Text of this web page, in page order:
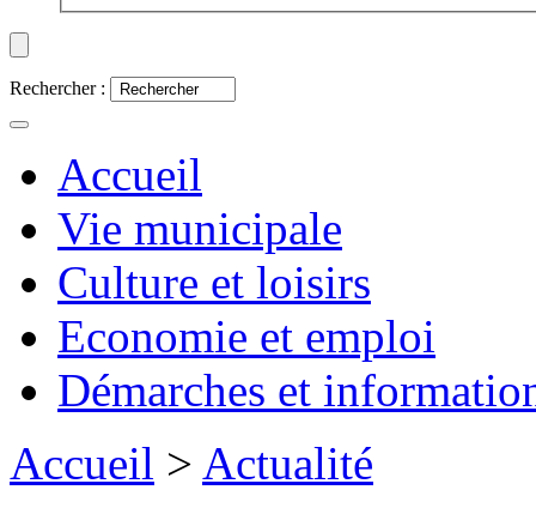
Rechercher :
Accueil
Vie municipale
Culture et loisirs
Economie et emploi
Démarches et
Accueil > Actualité